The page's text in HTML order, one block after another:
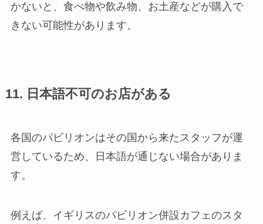
かないと、食べ物や飲み物、お土産などが購入で
きない可能性があります。
11. 日本語不可のお店がある
各国のパビリオンはその国から来たスタッフが運
営しているため、日本語が通じない場合がありま
す。
例えば、イギリスのパビリオン併設カフェのスタ